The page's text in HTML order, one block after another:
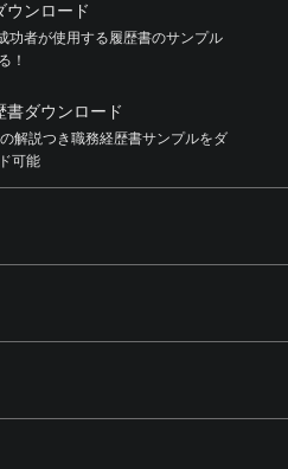
ウンロード
功者が使用する履歴書のサンプル
！
書ダウンロード
解説つき職務経歴書サンプルをダ
可能